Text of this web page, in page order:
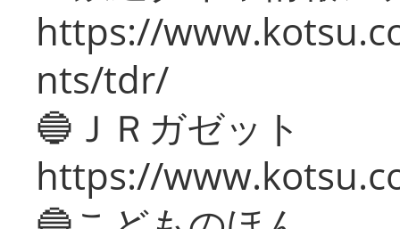
https://
nts/tdr/
🔵ＪＲガゼット
https://